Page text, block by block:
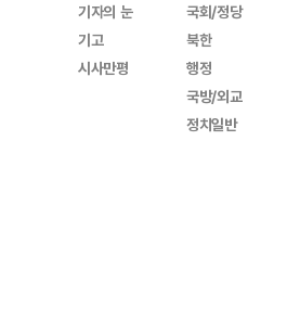
기자의 눈
기고
시사만평
국회/정당
북한
행정
국방/외교
정치일반